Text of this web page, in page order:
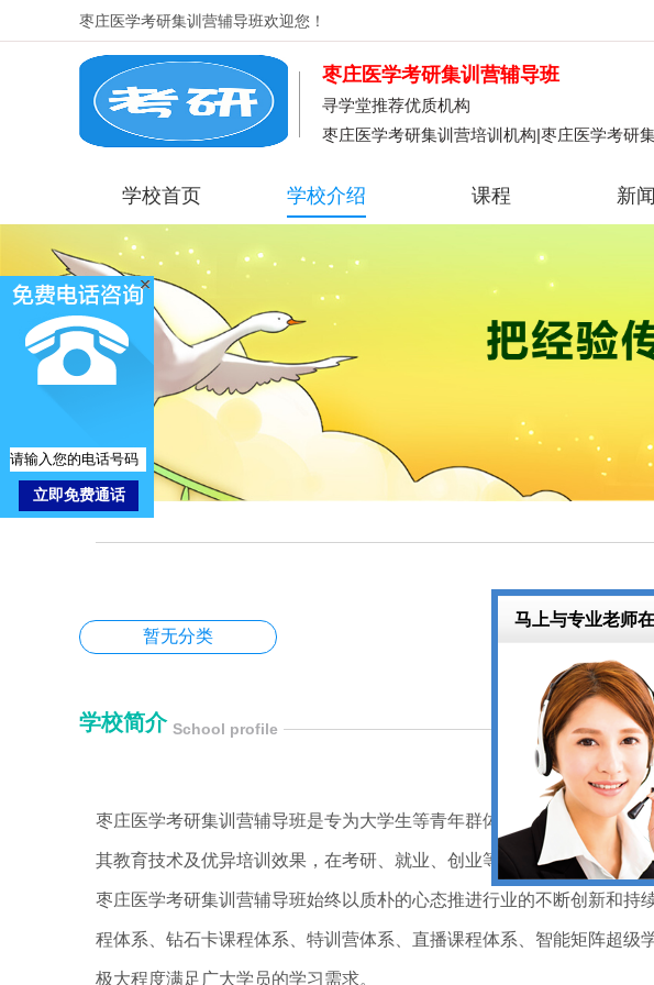
枣庄医学考研集训营辅导班欢迎您！
枣庄医学考研集训营辅导班
寻学堂推荐优质机构
枣庄医学考研集训营培训机构|枣庄医学考研
学校首页 学校介绍 课程 新
暂无分类
学校简介 School profile
枣庄医学考研集训营辅导班是专为大学生等青年群体提供学业与职业培
其教育技术及优异培训效果，在考研、就业、创业等领域，取得了较大
枣庄医学考研集训营辅导班始终以质朴的心态推进行业的不断创新和持
程体系、钻石卡课程体系、特训营体系、直播课程体系、智能矩阵超级
极大程度满足广大学员的学习需求。